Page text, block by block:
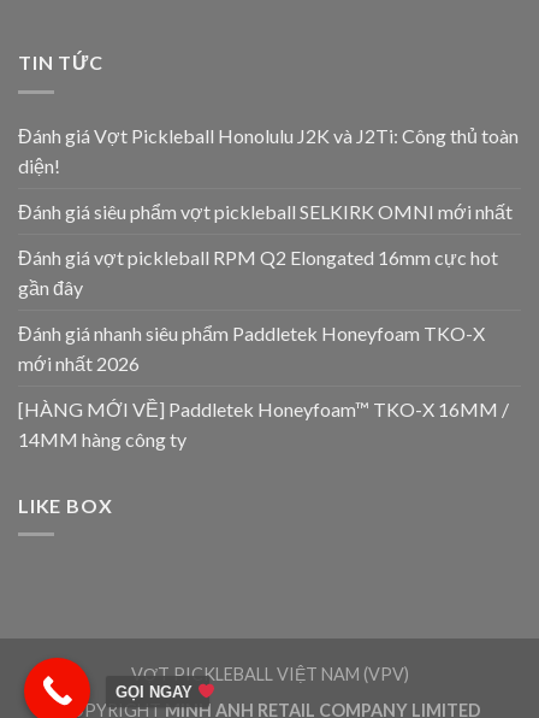
TIN TỨC
Đánh giá Vợt Pickleball Honolulu J2K và J2Ti: Công thủ toàn
diện!
Đánh giá siêu phẩm vợt pickleball SELKIRK OMNI mới nhất
Đánh giá vợt pickleball RPM Q2 Elongated 16mm cực hot
gần đây
Đánh giá nhanh siêu phẩm Paddletek Honeyfoam TKO-X
mới nhất 2026
[HÀNG MỚI VỀ] Paddletek Honeyfoam™ TKO-X 16MM /
14MM hàng công ty
LIKE BOX
VỢT PICKLEBALL VIỆT NAM (VPV)
COPYRIGHT MINH ANH RETAIL COMPANY LIMITED
GỌI NGAY